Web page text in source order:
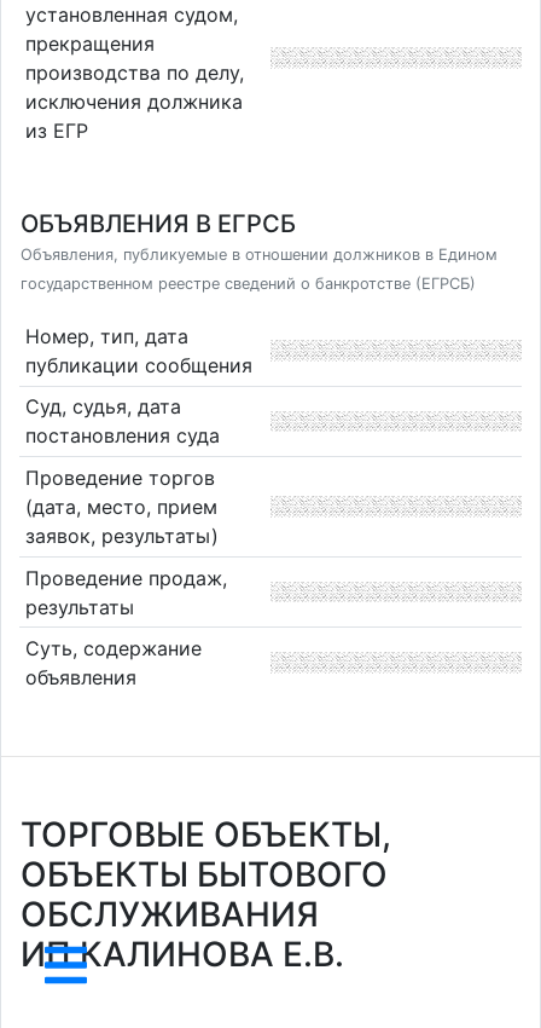
установленная судом,
прекращения
производства по делу,
исключения должника
из ЕГР
ОБЪЯВЛЕНИЯ В ЕГРСБ
Объявления, публикуемые в отношении должников в Едином
государственном реестре сведений о банкротстве (ЕГРСБ)
Номер, тип, дата
публикации сообщения
Суд, судья, дата
постановления суда
Проведение торгов
(дата, место, прием
заявок, результаты)
Проведение продаж,
результаты
Суть, содержание
объявления
ТОРГОВЫЕ ОБЪЕКТЫ,
ОБЪЕКТЫ БЫТОВОГО
ОБСЛУЖИВАНИЯ
ИП КАЛИНОВА Е.В.